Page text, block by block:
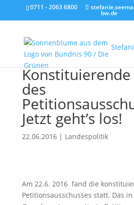
0711 - 2063 6800
bw.de
Konstituierende
des
Jetzt geht’s los!
22.06.2016| Landespolitik
Am 22.6. 2016 fand die
Petitionsausschusses statt. Das